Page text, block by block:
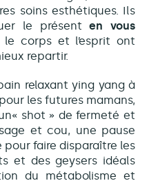
soins esthétiques. Ils
le présenten vous
corps et l’esprit ont
repartir.
relaxant ying yang à
les futures mamans,
shot » de fermeté et
et cou, une pause
pour faire disparaître les
et des geysers idéals
du métabolisme et